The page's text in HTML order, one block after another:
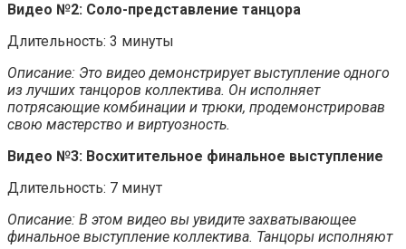
Видео №2: Соло-представление танцора
Длительность: 3 минуты
Описание: Это видео демонстрирует выступление одного
из лучших танцоров коллектива. Он исполняет
потрясающие комбинации и трюки, продемонстрировав
свою мастерство и виртуозность.
Видео №3: Восхитительное финальное выступление
Длительность: 7 минут
Описание: В этом видео вы увидите захватывающее
финальное выступление коллектива. Танцоры исполняют